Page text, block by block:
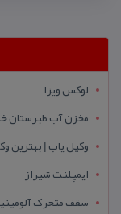
لوکس ویزا
مخزن آب طبرستان
وکیل یاب | بهترین
ایمپلنت شیراز
سقف متحرک